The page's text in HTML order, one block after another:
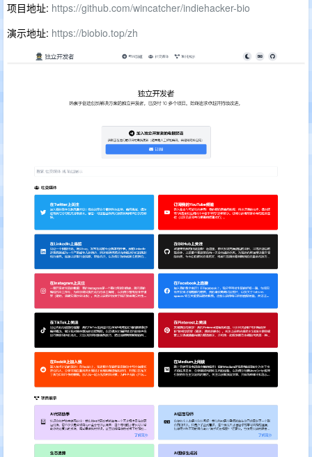
项目地址: https://github.com/wincatcher/indiehacker-bio
演示地址: https://biobio.top/zh